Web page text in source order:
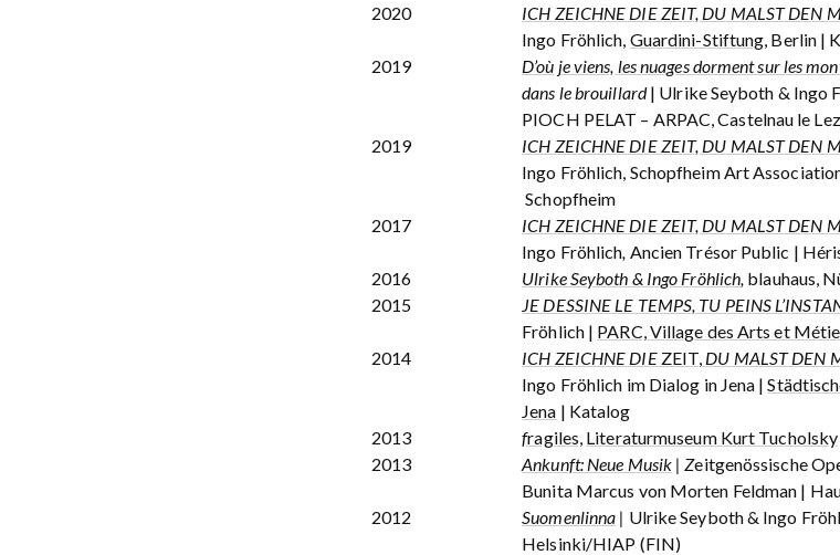
2020
ICH ZEICHNE DIE ZEIT, DU MALST DEN
Ingo Fröhlich, Guardini-Stiftung , Berlin |
2019
D’où je viens, les nuages dorment sur les
dans le brouillard| Ulrike Seyboth & Ingo
PIOCH PELAT – ARPAC, Castelnau le
2019
ICH ZEICHNE DIE ZEIT, DU MALST DEN
Ingo Fröhlich, Schopfheim Art
Schopfheim
2017
ICH ZEICHNE DIE ZEIT, DU MALST DEN
Ingo Fröhlich Ancien Trésor Public |
2016
Ulrike Seyboth & Ingo Fröhlich blauhaus,
2015
JE DESSINE LE TEMPS, TU PEINS
Fröhlich | PARC, Village des Arts et
2014
ICH ZEICHNE DIEZEIT DU MALST DEN
Ingo Fröhlich im Dialog in Jena |
Jena | Katalog
2013
fragiles, Literaturmuseum Kurt Tucholsky
2013
Ankunft: Neue Musik | Zeitgenössische
Bunita Marcus von Morten Feldman |
2012
Suomenlinna | Ulrike Seyboth & Ingo
Helsinki/HIAP (FIN)